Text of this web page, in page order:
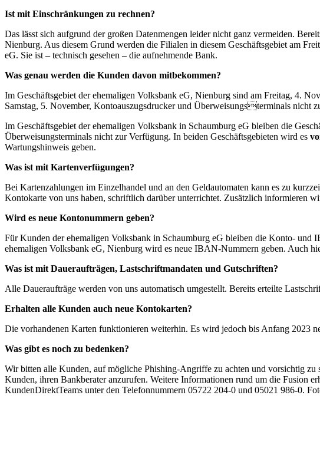
Ist mit Einschränkungen zu rechnen?
Das lässt sich aufgrund der großen Datenmengen leider nicht ganz vermeiden.
Nienburg. Aus diesem Grund werden die Filialen in diesem Geschäftsgebiet am
eG. Sie ist – technisch gesehen – die aufnehmende Bank.
Was genau werden die Kunden davon mitbekommen?
Im Geschäftsgebiet der ehemaligen Volksbank eG, Nienburg sind am Freitag, 4.
Samstag, 5. November, Kontoauszugsdrucker und Überweisungsterminals nicht
Im Geschäftsgebiet der ehemaligen Volksbank in Schaumburg eG bleiben die
Überweisungsterminals nicht zur Verfügung. In beiden Geschäftsgebieten wird es
Wartungshinweis geben.
Was ist mit Kartenverfügungen?
Bei Kartenzahlungen im Einzelhandel und an den Geldautomaten kann es zu
Kontokarte von uns haben, schriftlich darüber unterrichtet. Zusätzlich informieren
Wird es neue Kontonummern geben?
Für Kunden der ehemaligen Volksbank in Schaumburg eG bleiben die Konto-
ehemaligen Volksbank eG, Nienburg wird es neue IBAN-Nummern geben. Auch
Was ist mit Daueraufträgen, Lastschriftmandaten und Gutschriften?
Alle Daueraufträge werden von uns automatisch umgestellt. Bereits erteilte
Erhalten alle Kunden auch neue Kontokarten?
Die vorhandenen Karten funktionieren weiterhin. Es wird jedoch bis Anfang 2023
Was gibt es noch zu bedenken?
Wir bitten alle Kunden, auf mögliche Phishing-Angriffe zu achten und vorsichtig
Kunden, ihren Bankberater anzurufen. Weitere Informationen rund um die Fusion
KundenDirektTeams unter den Telefonnummern 05722 204-0 und 05021 986-0.